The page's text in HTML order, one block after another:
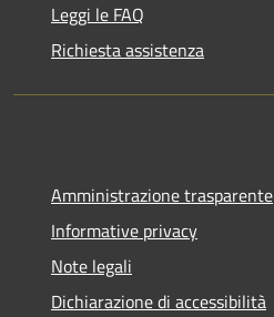
Leggi le FAQ
Richiesta assistenza
Amministrazione trasparente
Informative privacy
Note legali
Dichiarazione di accessibilità